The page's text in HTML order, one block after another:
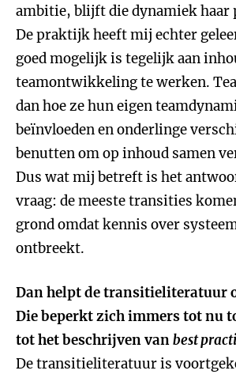
ambitie, blijft die dynamiek haar
De praktijk heeft mij echter
goed mogelijk is tegelijk aan
teamontwikkeling te werken.
dan hoe ze hun eigen
beïnvloeden en onderlinge
benutten om op inhoud samen
Dus wat mij betreft is het
vraag: de meeste transities
grond omdat kennis over
ontbreekt.
Dan helpt de transitieliteratuur
Die beperkt zich immers tot nu
tot het beschrijven vanbest
De transitieliteratuur is